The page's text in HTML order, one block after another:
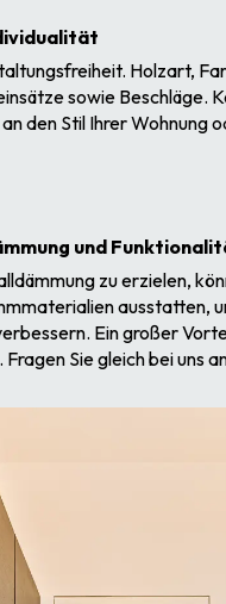
Holzart,
sowie Beschläge.
den Stil Ihrer Wohnung
und
zu erzielen,
ausstatten,
Ein großer
Sie gleich bei uns